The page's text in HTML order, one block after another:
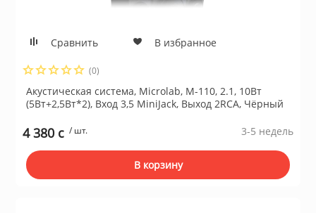
и аксессуары
товары
Сравнить В избранное
(0)
Акустическая система, Microlab, M-110, 2.1, 10Вт
(5Вт+2,5Вт*2), Вход 3,5 MiniJack, Выход 2RCA, Чёрный
4 380 c / шт. 3-5 недель
В корзину